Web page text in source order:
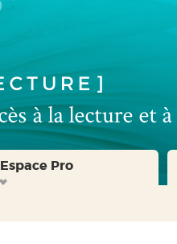
Espace Pro